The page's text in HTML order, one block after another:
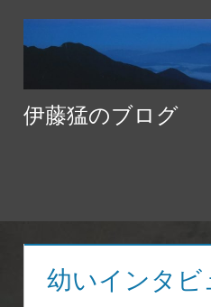
ッ
伊藤猛のブログ
幼いインタビ